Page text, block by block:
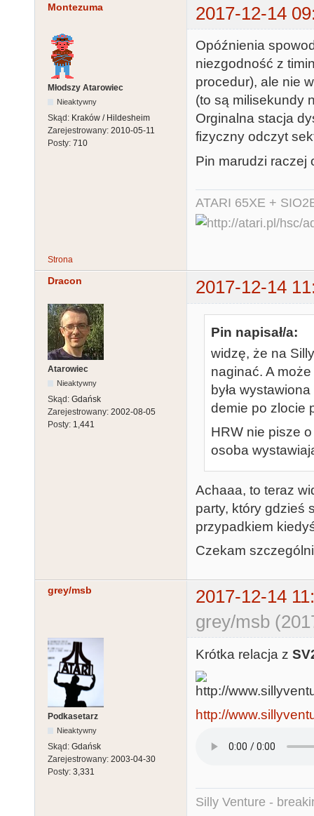
Montezuma 2017-12-14
Młodszy Atarowiec
Nieaktywny
Skąd: Kraków / Hildesheim
Zarejestrowany: 2010-05-11
Posty: 710
Opóźnienia
niezgodność z
procedur), ale nie
(to są milisekundy
Orginalna stacja
fizyczny odczyt
Pin marudzi raczej
ATARI 65XE +
Strona
Dracon 2017-12-14
Atarowiec
Nieaktywny
Skąd: Gdańsk
Zarejestrowany: 2002-08-05
Posty: 1,441
Pin napisał/a:
widzę, że na
naginać. A
była
demie po zlocie
HRW nie pisze
osoba
Achaaa, to teraz
party, który gdzieś
przypadkiem
Czekam
grey/msb
2017-12-14
grey/msb
Podkasetarz
Nieaktywny
Skąd: Gdańsk
Zarejestrowany: 2003-04-30
Posty: 3,331
Krótka relacja z
http://
Silly Venture -